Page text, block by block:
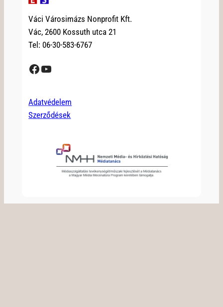
Váci Városimázs Nonprofit Kft.
Vác, 2600 Kossuth utca 21
Tel: 06-30-583-6767
Facebook YouTube
Adatvédelem
Szerződések